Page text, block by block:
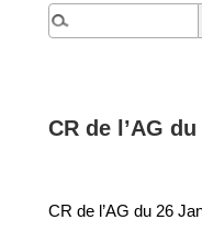
CR de l’AG
CR de l’AG du 26